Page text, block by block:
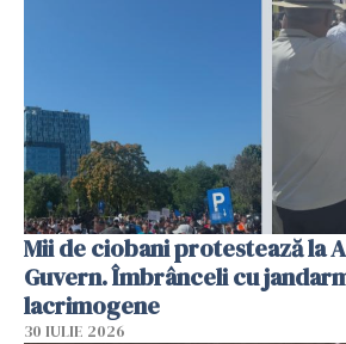
Mii de ciobani protestează la
Guvern. Îmbrânceli cu
lacrimogene
30 IULIE 2026